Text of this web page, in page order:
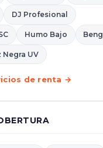
DJ Profesional
Humo Bajo
Negra UV
de renta →